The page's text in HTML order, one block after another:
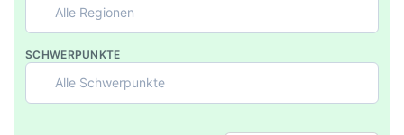
Alle Regionen
SCHWERPUNKTE
Alle Schwerpunkte